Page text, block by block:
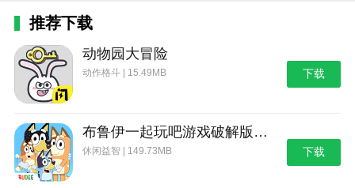
推荐下载
动物园大冒险
动作格斗 | 15.49MB 下载
布鲁伊一起玩吧游戏破解版_布鲁伊：一起玩吧
休闲益智 | 149.73MB 下载